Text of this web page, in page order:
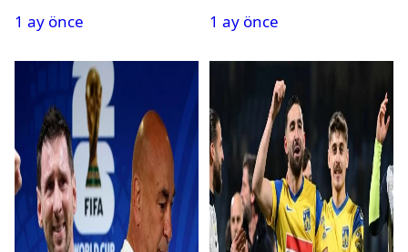
1 ay önce
1 ay önce